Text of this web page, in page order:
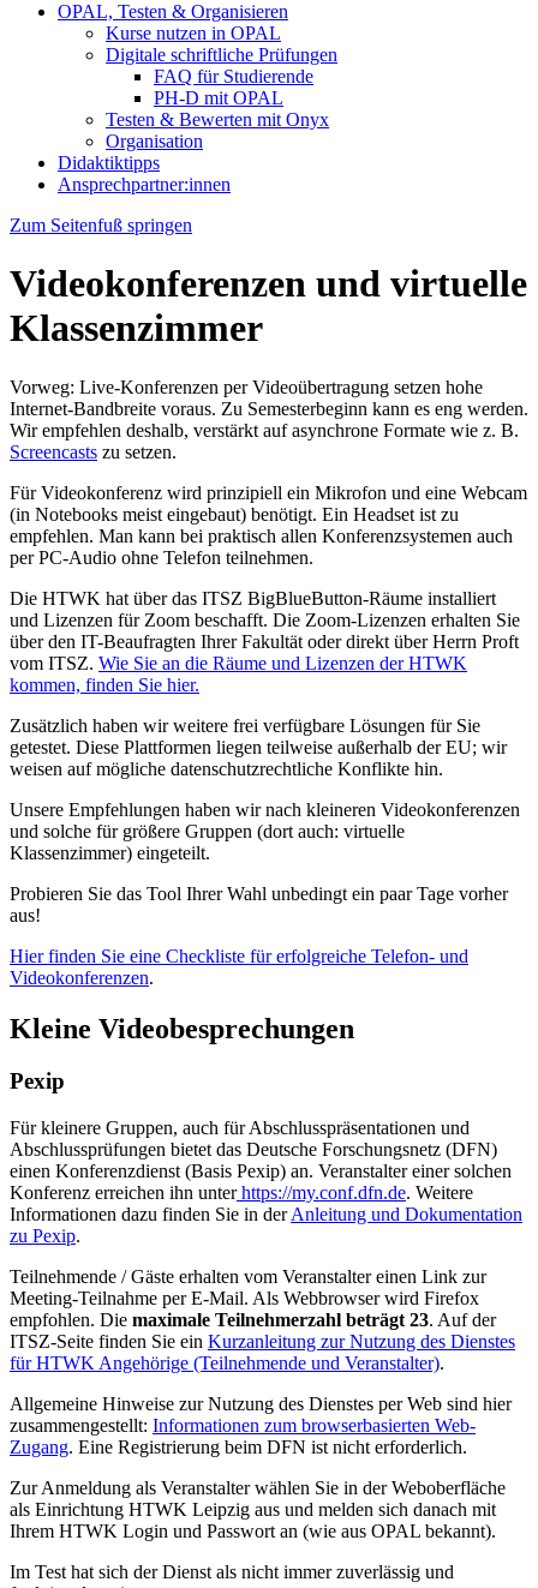
OPAL, Testen & Organisieren
Kurse nutzen in OPAL
Digitale schriftliche Prüfungen
FAQ für Studierende
PH-D mit OPAL
Testen & Bewerten mit Onyx
Organisation
Didaktiktipps
Ansprechpartner:innen
Zum Seitenfuß springen
Videokonferenzen und virtuelle
Klassenzimmer
Vorweg: Live-Konferenzen per Videoübertragung setzen hohe
Internet-Bandbreite voraus. Zu Semesterbeginn kann es eng werden.
Wir empfehlen deshalb, verstärkt auf asynchrone Formate wie z. B.
Screencasts zu setzen.
Für Videokonferenz wird prinzipiell ein Mikrofon und eine Webcam
(in Notebooks meist eingebaut) benötigt. Ein Headset ist zu
empfehlen. Man kann bei praktisch allen Konferenzsystemen auch
per PC-Audio ohne Telefon teilnehmen.
Die HTWK hat über das ITSZ BigBlueButton-Räume installiert
und Lizenzen für Zoom beschafft. Die Zoom-Lizenzen erhalten Sie
über den IT-Beaufragten Ihrer Fakultät oder direkt über Herrn Proft
vom ITSZ. Wie Sie an die Räume und Lizenzen der HTWK
kommen, finden Sie hier.
Zusätzlich haben wir weitere frei verfügbare Lösungen für Sie
getestet. Diese Plattformen liegen teilweise außerhalb der EU; wir
weisen auf mögliche datenschutzrechtliche Konflikte hin.
Unsere Empfehlungen haben wir nach kleineren Videokonferenzen
und solche für größere Gruppen (dort auch: virtuelle
Klassenzimmer) eingeteilt.
Probieren Sie das Tool Ihrer Wahl unbedingt ein paar Tage vorher
aus!
Hier finden Sie eine Checkliste für erfolgreiche Telefon- und
Videokonferenzen.
Kleine Videobesprechungen
Pexip
Für kleinere Gruppen, auch für Abschlusspräsentationen und
Abschlussprüfungen bietet das Deutsche Forschungsnetz (DFN)
einen Konferenzdienst (Basis Pexip) an. Veranstalter einer solchen
Konferenz erreichen ihn unterhttps://my.conf.dfn.de. Weitere
Informationen dazu finden Sie in derAnleitung und Dokumentation
zu Pexip.
Teilnehmende / Gäste erhalten vom Veranstalter einen Link zur
Meeting-Teilnahme per E-Mail. Als Webbrowser wird Firefox
empfohlen. Die maximale Teilnehmerzahl beträgt 23. Auf der
ITSZ-Seite finden Sie ein Kurzanleitung zur Nutzung des Dienstes
für HTWK Angehörige (Teilnehmende und Veranstalter).
Allgemeine Hinweise zur Nutzung des Dienstes per Web sind hier
zusammengestellt: Informationen zum browserbasierten Web-
Zugang. Eine Registrierung beim DFN ist nicht erforderlich.
Zur Anmeldung als Veranstalter wählen Sie in der Weboberfläche
als Einrichtung HTWK Leipzig aus und melden sich danach mit
Ihrem HTWK Login und Passwort an (wie aus OPAL bekannt).
Im Test hat sich der Dienst als nicht immer zuverlässig und